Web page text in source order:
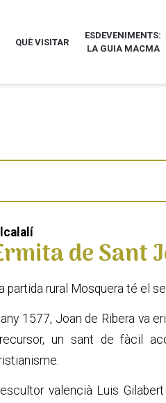
QUÈ VISITAR
ESDEVENIMENTS:
LA GUIA MACMA
de Sant
partida rural Mosquera té el
1577, Joan de Ribera va
un sant de fàcil
valencià Luis